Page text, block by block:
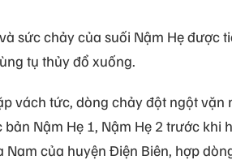
sức chảy của suối Nậm Hẹ được
tụ thủy đổ xuống.
vách tức, dòng chảy đột ngột vặn
Nậm Hẹ 1, Nậm Hẹ 2 trước khi
Nam của huyện Điện Biên, hợp